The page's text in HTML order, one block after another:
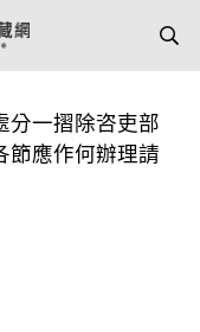
分一摺除咨吏部
節應作何辦理請